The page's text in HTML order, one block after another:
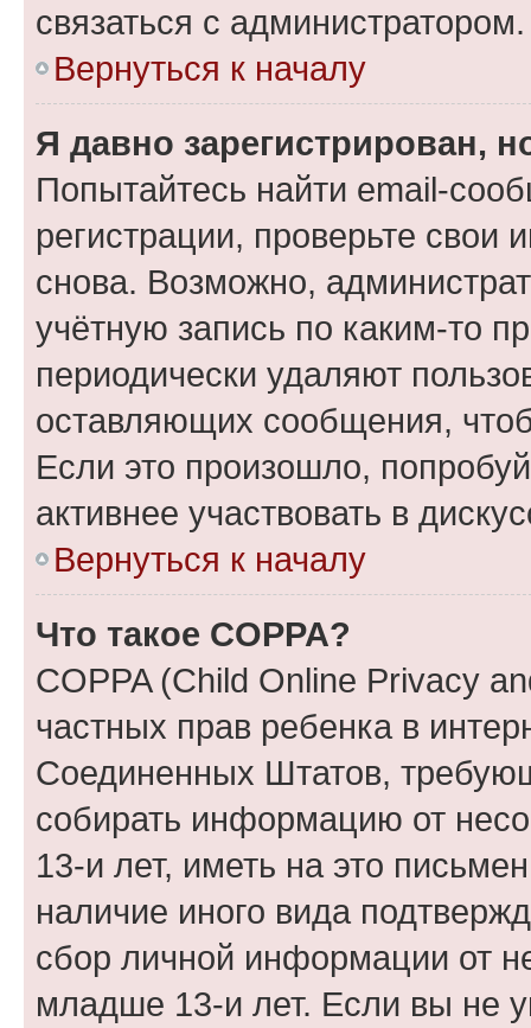
связаться с администратором.
Вернуться к началу
Я давно зарегистрирован,
Попытайтесь найти email-
регистрации, проверьте свои
снова. Возможно,
учётную запись по каким-то
периодически удаляют
оставляющих сообщения,
Если это произошло,
активнее участвовать в
Вернуться к началу
Что такое COPPA?
COPPA (Child Online Privacy
частных прав ребенка в
Соединенных Штатов,
собирать информацию от
13-и лет, иметь на это
наличие иного вида
сбор личной информации от
младше 13-и лет. Если вы не